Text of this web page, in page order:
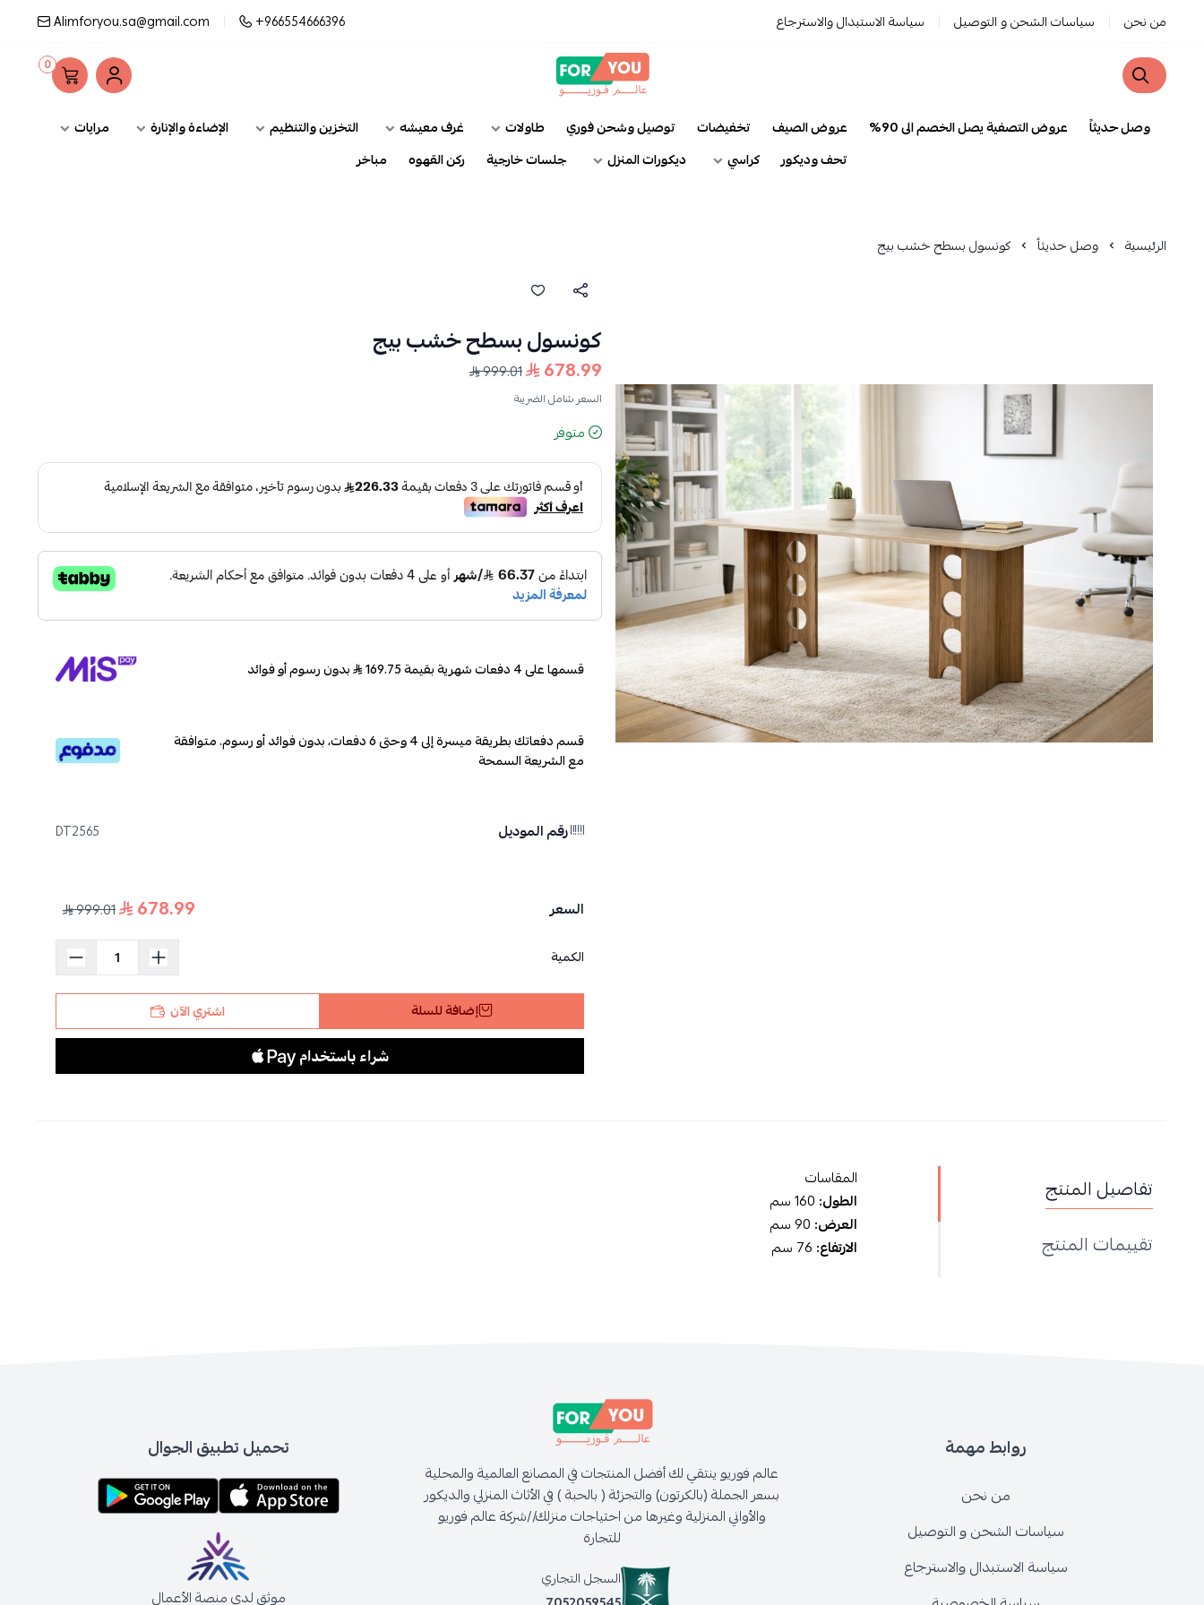
من نحن سياسات الشحن و التوصيل سياسة الاستبدال والاسترجاع +966554666396
Alimforyou.sa@gmail.com
عالم فوريو
0
وصل حديثاً عروض التصفية يصل الخصم الى 90% عروض الصيف تخفيضات توصيل وشحن فوري طاولات غرف معيشه التخزين والتنظيم الإضاءة والإنارة
مرايات
تحف وديكور
كراسي ديكورات المنزل جلسات خارجية ركن القهوه مباخر
الرئيسية وصل حديثاً كونسول بسطح خشب بيج
كونسول بسطح خشب بيج
678.99
999.01
السعر شامل الضريبة
متوفر
قسمها على 4 دفعات شهرية بقيمة 169.75 بدون رسوم أو فوائد
قسم دفعاتك بطريقة ميسرة إلى 4 وحتى 6 دفعات، بدون فوائد أو رسوم. متوافقة
مع الشريعة السمحة
رقم الموديل DT2565
السعر 678.99
999.01
الكمية
إضافة للسلة اشتري الآن
تفاصيل المنتج
تقييمات المنتج
المقاسات
الطول:
العرض:
الارتفاع:
روابط مهمة
من نحن
سياسات الشحن و التوصيل
سياسة الاستبدال والاسترجاع
عالم فوريو ينتقي لك أفضل المنتجات في المصانع العالمية والمحلية
بسعر الجملة (بالكرتون) والتجزئة ( بالحبة ) في الأثاث المنزلي والديكور
والأواني المنزلية وغيرها من احتياجات منزلك//شركة عالم فوريو
للتجارة
السجل التجاري
تحميل تطبيق الجوال
موثق لدى منصة الأعمال